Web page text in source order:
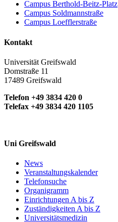
Campus Berthold-Beitz-Platz
Campus Soldmannstraße
Campus Loefflerstraße
Kontakt
Universität Greifswald
Domstraße 11
17489 Greifswald
Telefon +49 3834 420 0
Telefax +49 3834 420 1105
Uni Greifswald
News
Veranstaltungskalender
Telefonsuche
Organigramm
Einrichtungen A bis Z
Zuständigkeiten A bis Z
Universitätsmedizin